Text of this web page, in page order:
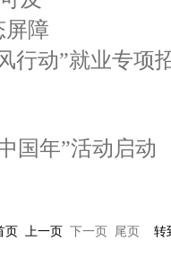
屏障
行动”就业专项
国年”活动启动
页 上一页 下一页 尾页 转